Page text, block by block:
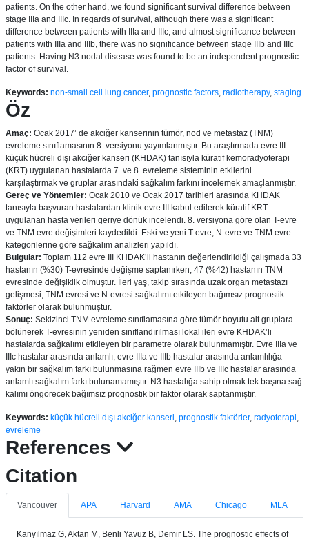
patients. On the other hand, we found significant survival difference between
stage IIIa and IIIc. In regards of survival, although there was a significant
difference between patients with IIIa and IIIc, and almost significance between
patients with IIIa and IIIb, there was no significance between stage IIIb and IIIc
patients. Having N3 nodal disease was found to be an independent prognostic
factor of survival.
Keywords: non-small cell lung cancer, prognostic factors, radiotherapy, staging
Öz
Amaç: Ocak 2017’ de akciğer kanserinin tümör, nod ve metastaz (TNM)
evreleme sınıflamasının 8. versiyonu yayımlanmıştır. Bu araştırmada evre III
küçük hücreli dışı akciğer kanseri (KHDAK) tanısıyla küratif kemoradyoterapi
(KRT) uygulanan hastalarda 7. ve 8. evreleme sisteminin etkilerini
karşılaştırmak ve gruplar arasındaki sağkalım farkını incelemek amaçlanmıştır.
Gereç ve Yöntemler: Ocak 2010 ve Ocak 2017 tarihleri arasında KHDAK
tanısıyla başvuran hastalardan klinik evre III kabul edilerek küratif KRT
uygulanan hasta verileri geriye dönük incelendi. 8. versiyona göre olan T-evre
ve TNM evre değişimleri kaydedildi. Eski ve yeni T-evre, N-evre ve TNM evre
kategorilerine göre sağkalım analizleri yapıldı.
Bulgular: Toplam 112 evre III KHDAK’li hastanın değerlendirildiği çalışmada 33
hastanın (%30) T-evresinde değişme saptanırken, 47 (%42) hastanın TNM
evresinde değişiklik olmuştur. İleri yaş, takip sırasında uzak organ metastazı
gelişmesi, TNM evresi ve N-evresi sağkalımı etkileyen bağımsız prognostik
faktörler olarak bulunmuştur.
Sonuç: Sekizinci TNM evreleme sınıflamasına göre tümör boyutu alt gruplara
bölünerek T-evresinin yeniden sınıflandırılması lokal ileri evre KHDAK’li
hastalarda sağkalımı etkileyen bir parametre olarak bulunmamıştır. Evre IIIa ve
IIIc hastalar arasında anlamlı, evre IIIa ve IIIb hastalar arasında anlamlılığa
yakın bir sağkalım farkı bulunmasına rağmen evre IIIb ve IIIc hastalar arasında
anlamlı sağkalım farkı bulunamamıştır. N3 hastalığa sahip olmak tek başına sağ
kalımı öngörecek bağımsız prognostik bir faktör olarak saptanmıştır.
Keywords: küçük hücreli dışı akciğer kanseri, prognostik faktörler, radyoterapi,
evreleme
References
Citation
Vancouver APA Harvard AMA Chicago MLA
Kanyılmaz G, Aktan M, Benli Yavuz B, Demir LS. The prognostic effects of